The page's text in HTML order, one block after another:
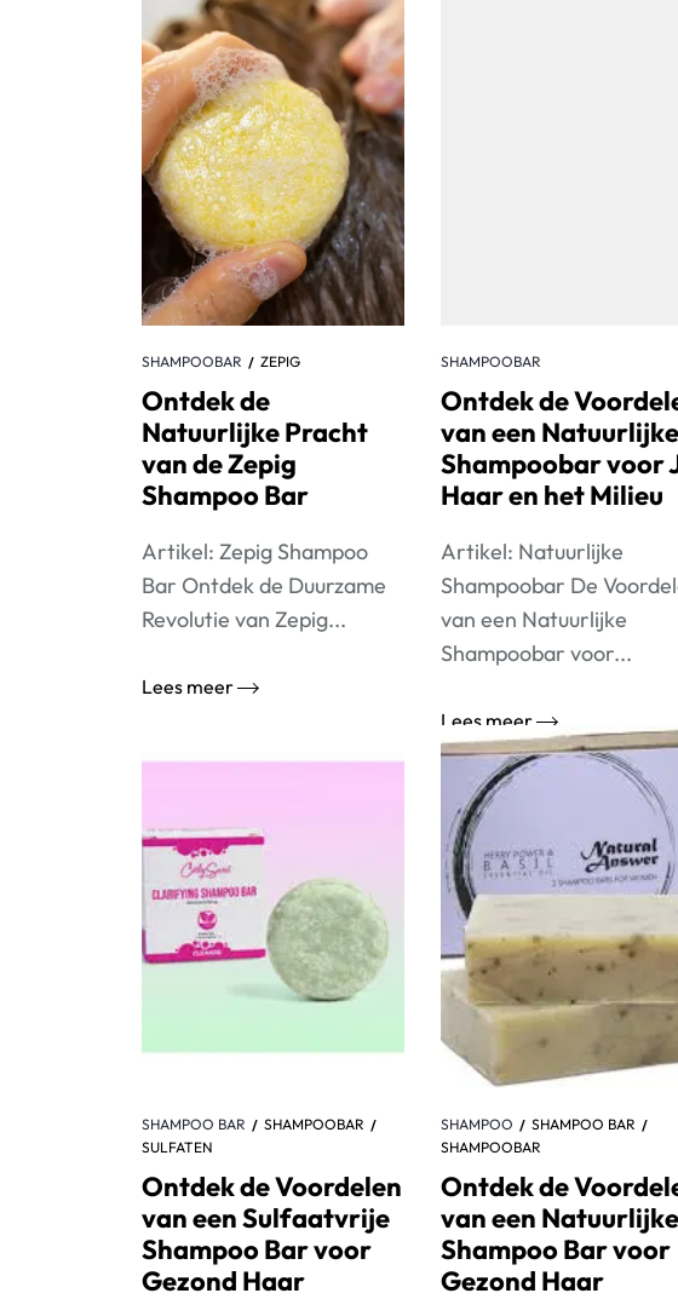
SHAMPOOBAR ZEPIG
Ontdek de
Natuurlijke Pracht
van de Zepig
Shampoo Bar
Artikel: Zepig Shampoo
Bar Ontdek de Duurzame
Revolutie van Zepig...
Lees meer
SHAMPOOBAR
Ontdek de
van een Natuurlijke
Shampoobar voor
Haar en het Milieu
Artikel: Natuurlijke
Shampoobar De
van een Natuurlijke
Shampoobar voor...
Lees meer
SHAMPOO BAR
SHAMPOOBAR
SULFATEN
Ontdek de Voordelen
van een Sulfaatvrije
Shampoo Bar voor
Gezond Haar
SHAMPOO
SHAMPOO BAR
SHAMPOOBAR
Ontdek de
van een Natuurlijke
Shampoo Bar voor
Gezond Haar